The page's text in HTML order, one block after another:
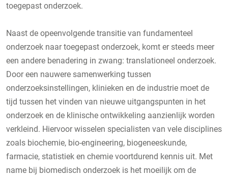
toegepast onderzoek.
Naast de opeenvolgende transitie van fundamenteel
onderzoek naar toegepast onderzoek, komt er steeds meer
een andere benadering in zwang: translationeel onderzoek.
Door een nauwere samenwerking tussen
onderzoeksinstellingen, klinieken en de industrie moet de
tijd tussen het vinden van nieuwe uitgangspunten in het
onderzoek en de klinische ontwikkeling aanzienlijk worden
verkleind. Hiervoor wisselen specialisten van vele disciplines
zoals biochemie, bio-engineering, biogeneeskunde,
farmacie, statistiek en chemie voortdurend kennis uit. Met
name bij biomedisch onderzoek is het moeilijk om de